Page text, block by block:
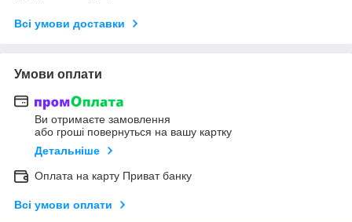
Всі умови доставки
Умови оплати
Ви отримаєте замовлення
або гроші повернуться на вашу картку
Детальніше
Оплата на карту Приват банку
Всі умови оплати